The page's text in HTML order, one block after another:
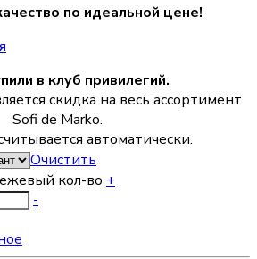
по идеальной цене!
в клуб привилегий.
скидка на весь ассортимент
Sofi de Marko.
автоматически.
Очистить
кол-во +
-